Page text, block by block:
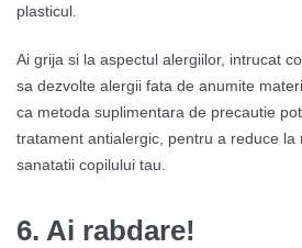
plasticul.
Ai grija si la aspectul alergiilor, intrucat
sa dezvolte alergii fata de anumite
ca metoda suplimentara de precautie
tratament antialergic, pentru a reduce la
sanatatii copilului tau.
6. Ai rabdare!